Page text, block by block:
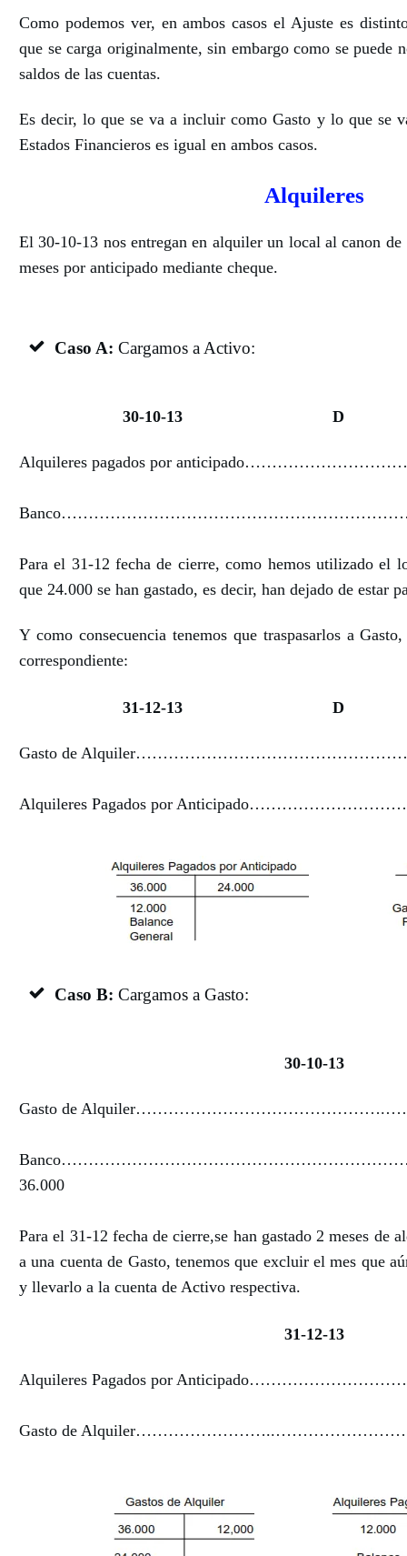
Como podemos ver, en ambos casos el Ajuste es
que se carga originalmente, sin embargo como se puede
saldos de las cuentas.
Es decir, lo que se va a incluir como Gasto y lo que se
Estados Financieros es igual en ambos casos.
Alquileres
El 30-10-13 nos entregan en alquiler un local al canon de
meses por anticipado mediante cheque.
Caso A: Cargamos a Activo:
30-10-13 D
Alquileres pagados por
Para el 31-12 fecha de cierre, como hemos utilizado el
que 24.000 se han gastado, es decir, han dejado de estar
Y como consecuencia tenemos que traspasarlos a
correspondiente:
31-12-13 D
Gasto de
Alquileres Pagados por
Caso B: Cargamos a Gasto:
30-10-13
Gasto de Alquiler……………………………………….……
36.000
Para el 31-12 fecha de cierre,se han gastado 2 meses de
a una cuenta de Gasto, tenemos que excluir el mes que
y llevarlo a la cuenta de Activo respectiva.
31-12-13
Alquileres Pagados por
Gasto de